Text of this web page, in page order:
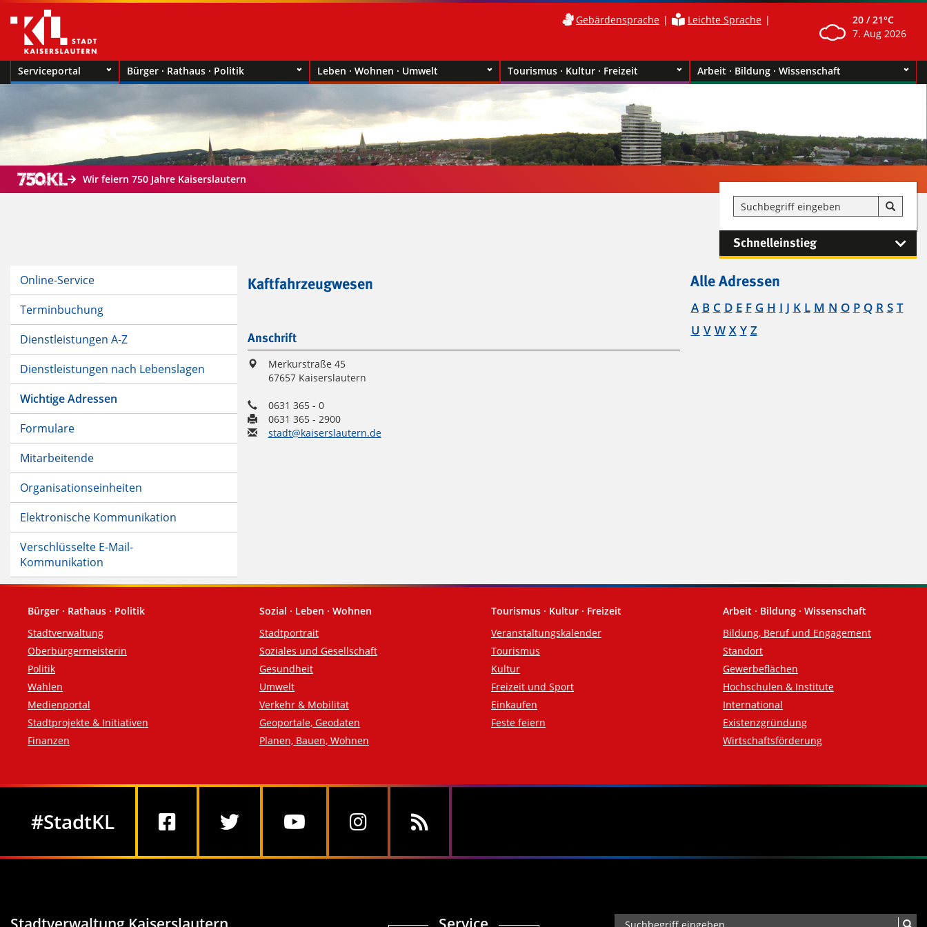
Gebärdensprache Leichte Sprache 20 / 21°C
7. Aug 2026
Serviceportal Bürger · Rathaus · Politik Leben · Wohnen · Umwelt Tourismus · Kultur · Freizeit Arbeit · Bildung · Wissenschaft
Wir feiern 750 Jahre Kaiserslautern
Schnelleinstieg
Online-Service
Terminbuchung
Dienstleistungen A-Z
Dienstleistungen nach Lebenslagen
Wichtige Adressen
Formulare
Mitarbeitende
Organisationseinheiten
Elektronische Kommunikation
Verschlüsselte E-Mail-
Kommunikation
Kaftfahrzeugwesen
Anschrift
Merkurstraße 45
67657 Kaiserslautern
0631 365 - 0
0631 365 - 2900
stadt@kaiserslautern.de
Alle Adressen
A B C D E F G H I J K L M N O P Q R S T
U V W X Y Z
Fußzeile
Bürger · Rathaus · Politik
Stadtverwaltung
Oberbürgermeisterin
Politik
Wahlen
Medienportal
Stadtprojekte & Initiativen
Finanzen
Sozial · Leben · Wohnen
Stadtportrait
Soziales und Gesellschaft
Gesundheit
Umwelt
Verkehr & Mobilität
Geoportale, Geodaten
Planen, Bauen, Wohnen
Tourismus · Kultur · Freizeit
Veranstaltungskalender
Tourismus
Kultur
Freizeit und Sport
Einkaufen
Feste feiern
Arbeit · Bildung · Wissenschaft
Bildung, Beruf und Engagement
Standort
Gewerbeflächen
Hochschulen & Institute
International
Existenzgründung
Wirtschaftsförderung
#StadtKL